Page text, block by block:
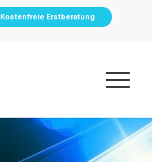
Kostenfreie Erstberatung